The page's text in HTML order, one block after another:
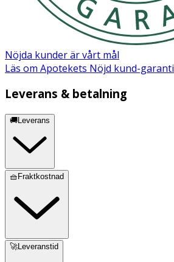
Nöjda kunder är vårt mål
Läs om Apotekets Nöjd kund-garanti
Leverans & betalning
🚚Leverans
🧺Fraktkostnad
🚀Leveranstid